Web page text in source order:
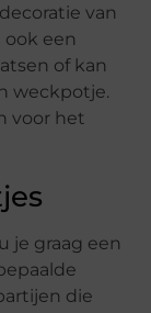
van
een
of kan
weckpotje.
voor het
je graag een
die